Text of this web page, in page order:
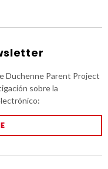
Duchenne Parent Project
sobre la